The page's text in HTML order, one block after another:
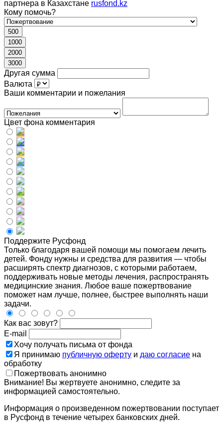
партнера в Казахстане rusfond.kz
Кому помочь?
500
1000
2000
3000
Другая сумма
Валюта
Ваши комментарии и пожелания
Цвет фона комментария
Поддержите Русфонд
Только благодаря вашей помощи мы помогаем лечить
детей. Фонду нужны и средства для развития — чтобы
расширять спектр диагнозов, с которыми работаем,
поддерживать новые методы лечения, распространять
медицинские знания. Любое ваше пожертвование
поможет нам лучше, полнее, быстрее выполнять наши
задачи.
Как вас зовут?
E-mail
Хочу получать письма от фонда
Я принимаю публичную оферту и даю согласие на
обработку
Пожертвовать анонимно
Внимание! Вы жертвуете анонимно, следите за
информацией самостоятельно.
Информация о произведенном пожертвовании поступает
в Русфонд в течение четырех банковских дней.